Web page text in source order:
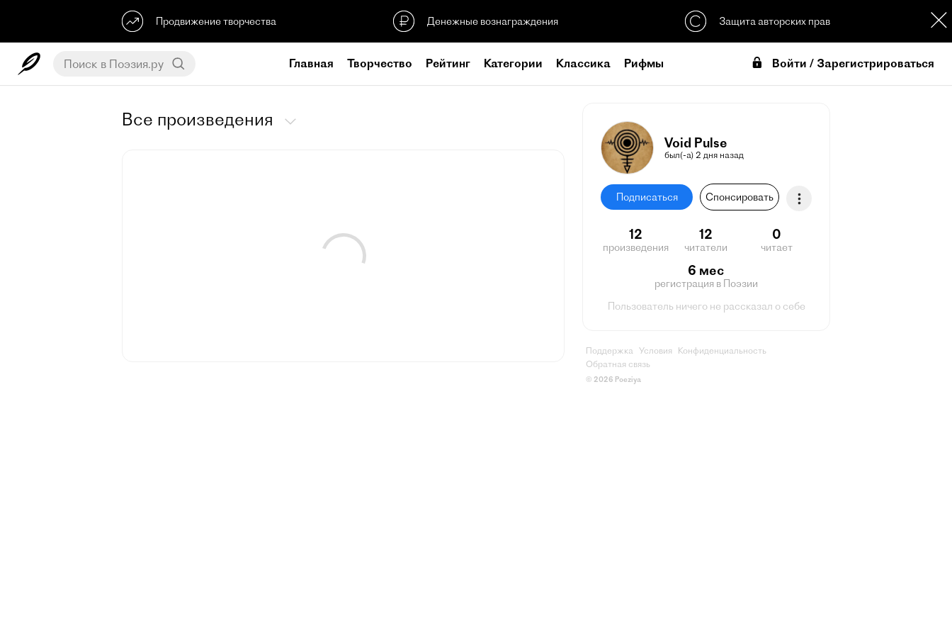
Продвижение творчества Денежные вознаграждения Защита авторских прав
Главная Творчество Рейтинг Категории Классика Рифмы Войти / Зарегистрироваться
Void Pulse
был(-а) 2 дня назад
Подписаться Спонсировать
12
произведения
12
читатели
0
читает
6 мес
регистрация в Поэзии
Пользователь ничего не рассказал о себе
Поддержка Условия
Конфиденциальность
Обратная связь
© 2026 Poeziya
Все произведения